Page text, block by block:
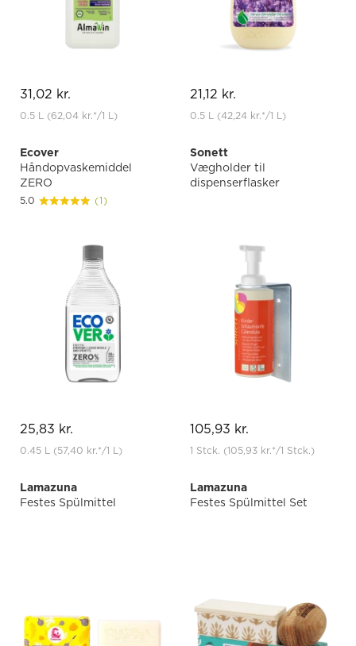
31,02 kr.
0.5 L (62,04 kr.*/1 L)
21,12 kr.
0.5 L (42,24 kr.*/1 L)
Ecover
Håndopvaskemiddel
ZERO
5.0 (1)
25,83 kr.
0.45 L (57,40 kr.*/1 L)
Sonett
Vægholder til
dispenserflasker
105,93 kr.
1 Stck. (105,93 kr.*/1 Stck.)
Lamazuna
Festes Spülmittel
Lamazuna
Festes Spülmittel Set